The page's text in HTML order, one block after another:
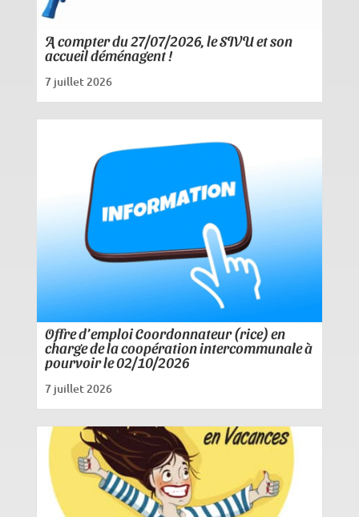
A compter du 27/07/2026, le SIVU et son
accueil déménagent !
7 juillet 2026
Offre d’emploi Coordonnateur (rice) en
charge de la coopération intercommunale à
pourvoir le 02/10/2026
7 juillet 2026